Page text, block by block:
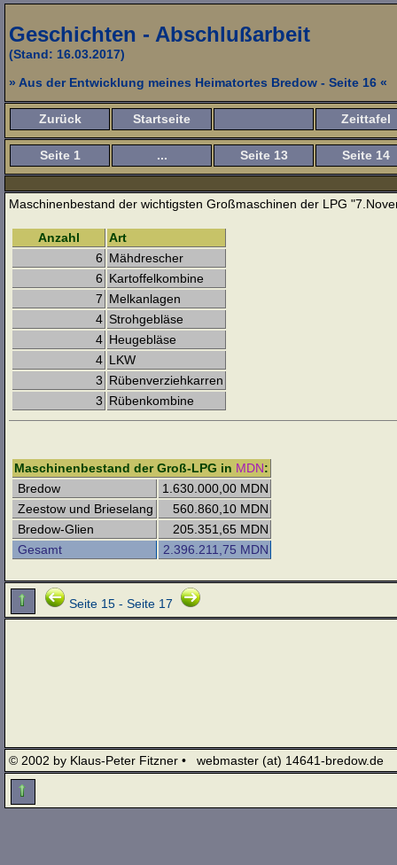
Geschichten - Abschlußarbeit
(Stand: 16.03.2017)
» Aus der Entwicklung meines Heimatortes Bredow - Seite 16 «
Zurück Startseite Zeittafel
Seite 1 ... Seite 13 Seite 14
Maschinenbestand der wichtigsten Großmaschinen der LPG
Anzahl
Art
6 Mähdrescher
6 Kartoffelkombine
7 Melkanlagen
4 Strohgebläse
4 Heugebläse
4 LKW
3 Rübenverziehkarren
3 Rübenkombine
Maschinenbestand der Groß-LPG in MDN:
Bredow
1.630.000,00 MDN
Zeestow und Brieselang
560.860,10 MDN
Bredow-Glien
205.351,65 MDN
Gesamt
2.396.211,75 MDN
Seite 15 - Seite 17
© 2002 by Klaus-Peter Fitzner • webmaster (at) 14641-bredow.de